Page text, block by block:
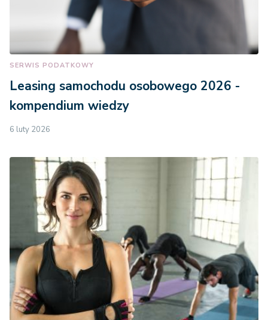
SERWIS PODATKOWY
Leasing samochodu osobowego 2026 -
kompendium wiedzy
6 luty 2026